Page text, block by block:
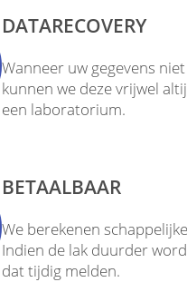
DATARECOVERY
Wanneer uw gegevens
kunnen we deze vrijwel
een laboratorium.
BETAALBAAR
We berekenen
Indien de lak duurder
dat tijdig melden.